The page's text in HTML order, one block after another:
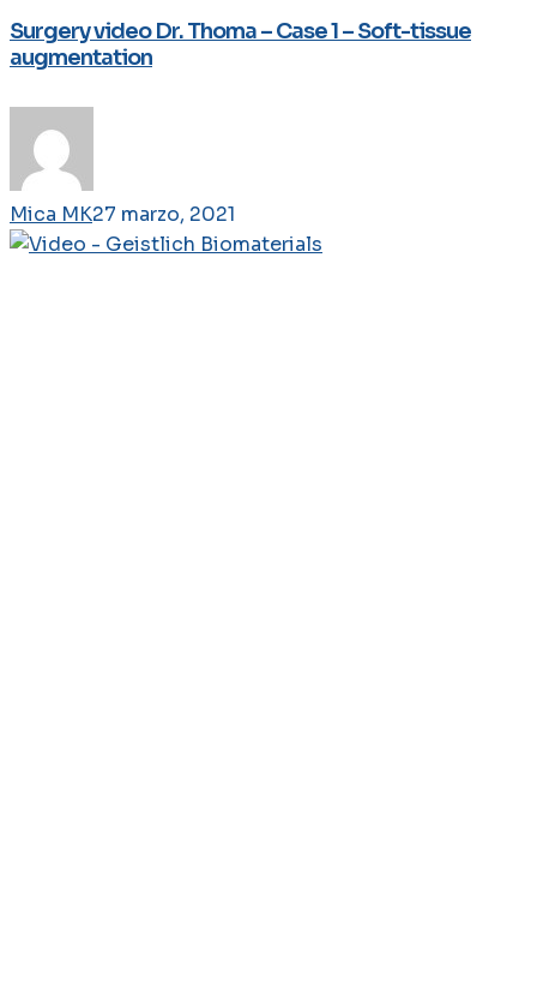
Surgery video Dr. Thoma – Case 1 – Soft-tissue
augmentation
Mica MK27 marzo, 2021